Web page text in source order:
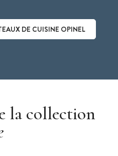
DE CUISINE OPINEL
la collection